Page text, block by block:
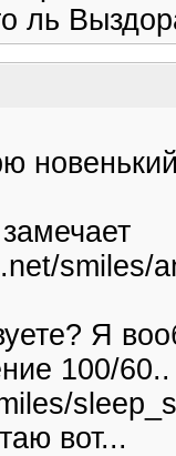
ль
smiles/
Я
100/60..
вот...